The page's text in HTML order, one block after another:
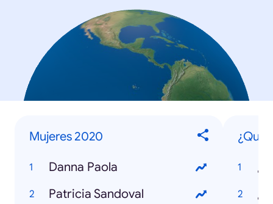
Mujeres 2020
Danna Paola
Patricia Sandoval
¿Qué